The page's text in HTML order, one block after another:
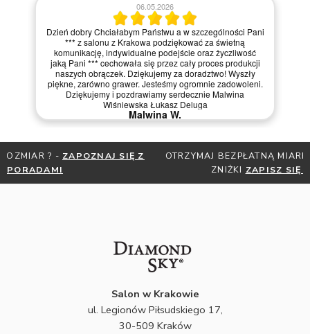
06.05.2026
Dzień dobry Chciałabym Państwu a w szczególności Pani
*** z salonu z Krakowa podziękować za świetną
komunikację, indywidualne podejście oraz życzliwość
jaką Pani *** cechowała się przez cały proces produkcji
naszych obrączek. Dziękujemy za doradztwo! Wyszły
piękne, zarówno grawer. Jesteśmy ogromnie zadowoleni.
Dziękujemy i pozdrawiamy serdecznie Malwina
Wiśniewska Łukasz Deluga
Malwina W.
OTRZYMAJ BEZPŁATNĄ MIARKĘ JUBILERSKĄ ORAZ DO 30%
ZNIŻKI
ZAPISZ SIĘ DO NEWSLETTERA
Salon w Krakowie
ul. Legionów Piłsudskiego 17,
30-509 Kraków